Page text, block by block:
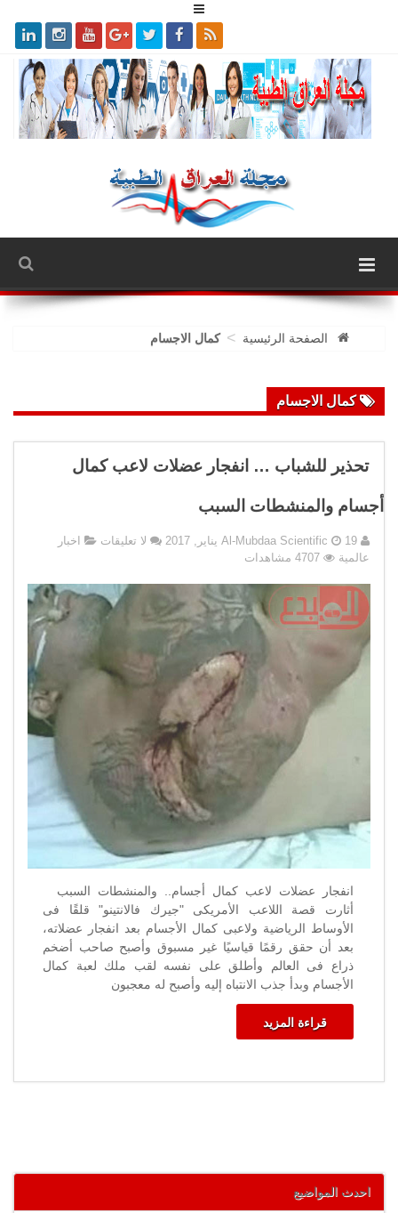
الصفحة الرئيسية > كمال الاجسام
كمال الاجسام
تحذير للشباب … انفجار عضلات لاعب كمال
أجسام والمنشطات السبب
Al-Mubdaa Scientific 19 يناير, 2017 لا تعليقات
اخبار
عالمية
4707 مشاهدات
انفجار عضلات لاعب كمال أجسام.. والمنشطات السبب
أثارت قصة اللاعب الأمريكى "جيرك فالانتينو" قلقًا فى
الأوساط الرياضية ولاعبى كمال الأجسام بعد انفجار عضلاته،
بعد أن حقق رقمًا قياسيًا غير مسبوق وأصبح صاحب أضخم
ذراع فى العالم وأطلق على نفسه لقب ملك لعبة كمال
الأجسام وبدأ جذب الانتباه إليه وأصبح له معجبون
قراءة المزيد
احدث المواضيع